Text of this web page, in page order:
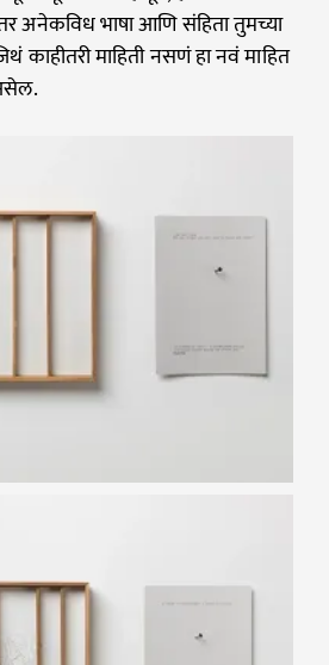
अनेकविध भाषा आणि संहिता तुमच्या
काहीतरी माहिती नसणं हा नवं माहित